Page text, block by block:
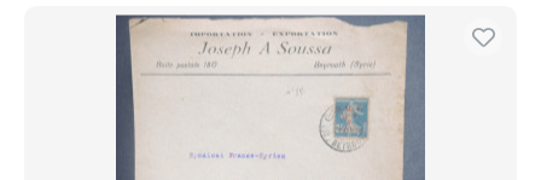
Monde entier